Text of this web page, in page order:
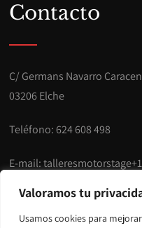
Valoramos tu
Usamos cookies para
Contacto
C/ Germans Navarro
03206 Elche
Teléfono:624 608 498
E-mail: